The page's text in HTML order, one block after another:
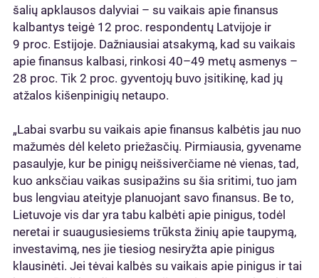
šalių apklausos dalyviai – su vaikais apie finansus
kalbantys teigė 12 proc. respondentų Latvijoje ir
9 proc. Estijoje. Dažniausiai atsakymą, kad su vaikais
apie finansus kalbasi, rinkosi 40–49 metų asmenys –
28 proc. Tik 2 proc. gyventojų buvo įsitikinę, kad jų
atžalos kišenpinigių netaupo.
„Labai svarbu su vaikais apie finansus kalbėtis jau nuo
mažumės dėl keleto priežasčių. Pirmiausia, gyvename
pasaulyje, kur be pinigų neišsiverčiame nė vienas, tad,
kuo anksčiau vaikas susipažins su šia sritimi, tuo jam
bus lengviau ateityje planuojant savo finansus. Be to,
Lietuvoje vis dar yra tabu kalbėti apie pinigus, todėl
neretai ir suaugusiesiems trūksta žinių apie taupymą,
investavimą, nes jie tiesiog nesiryžta apie pinigus
klausinėti. Jei tėvai kalbės su vaikais apie pinigus ir tai